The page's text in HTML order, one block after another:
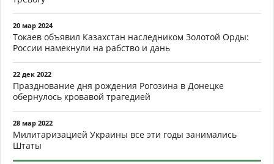
20 мар 2024
Токаев объявил Казахстан наследником Золотой Орды:
России намекнули на рабство и дань
22 дек 2022
Празднование дня рождения Рогозина в Донецке
обернулось кровавой трагедией
28 мар 2022
Милитаризацией Украины все эти годы занимались
Штаты